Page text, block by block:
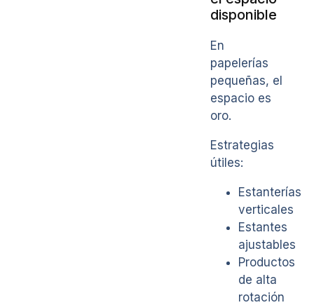
disponible
En
papelerías
pequeñas, el
espacio es
oro.
Estrategias
útiles:
Estanterías
verticales
Estantes
ajustables
Productos
de alta
rotación